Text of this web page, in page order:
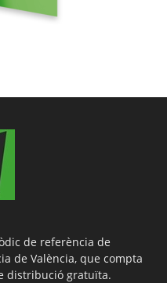
de referència de
de València, que compta
distribució gratuïta.